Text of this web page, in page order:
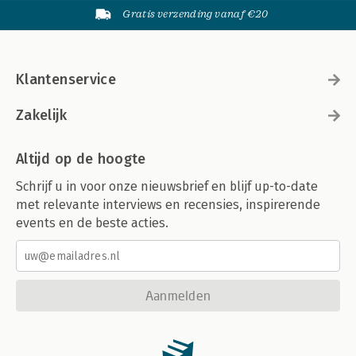
Gratis verzending vanaf €20
Klantenservice
Zakelijk
Altijd op de hoogte
Schrijf u in voor onze nieuwsbrief en blijf up-to-date
met relevante interviews en recensies, inspirerende
events en de beste acties.
Aanmelden